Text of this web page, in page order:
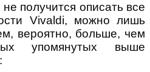
получится описать все
Vivaldi, можно лишь
вероятно, больше, чем
упомянутых выше